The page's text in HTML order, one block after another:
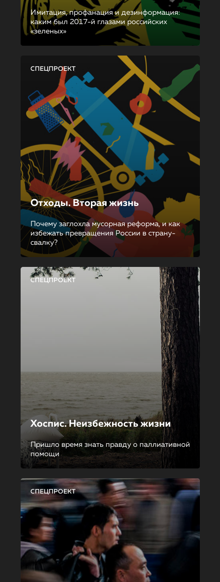
Имитация, профанация и дезинформация:
каким был 2017-й глазами российских
«зеленых»
СПЕЦПРОЕКТ
Отходы. Вторая жизнь
Почему заглохла мусорная реформа, и как
избежать превращения России в страну-
свалку?
СПЕЦПРОЕКТ
Хоспис. Неизбежность жизни
Пришло время знать правду о паллиативной
помощи
СПЕЦПРОЕКТ